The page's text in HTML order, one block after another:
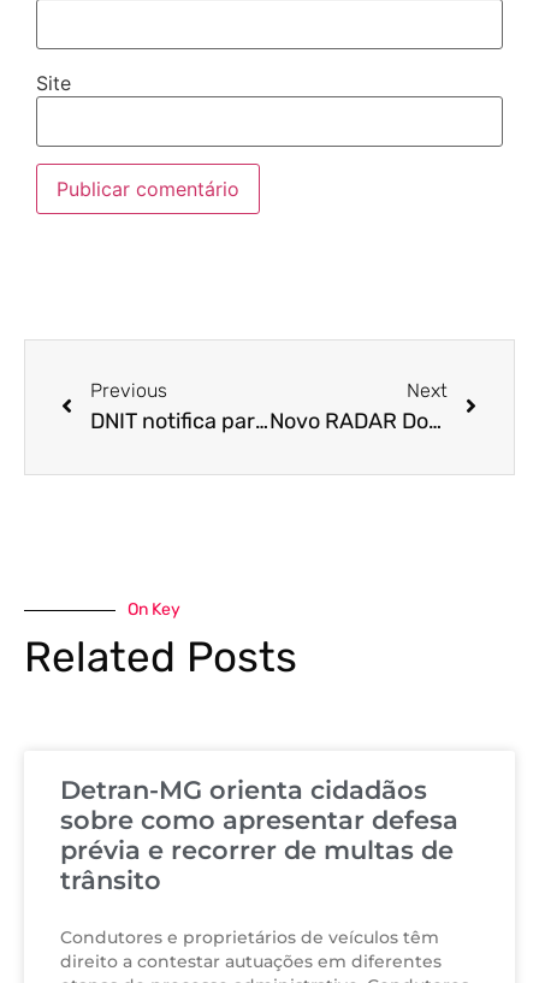
Site
Previous
DNIT notifica para defesa, recurso e identificação de condutor por infração de trânsito em rodovias 579-7 / 0 596-7 / 0 747-1 / 0 605-0 / 3 518-5 / 2 746-3 / 0 518-5 / 1 763-3 / 1 745‐5 / 0 581-9 / 7 567-3 / 2 14 abr 2022
Next
Novo RADAR Doppler flagra motoristas
On Key
Related Posts
Detran-MG orienta cidadãos
sobre como apresentar defesa
prévia e recorrer de multas de
trânsito
Condutores e proprietários de veículos têm
direito a contestar autuações em diferentes